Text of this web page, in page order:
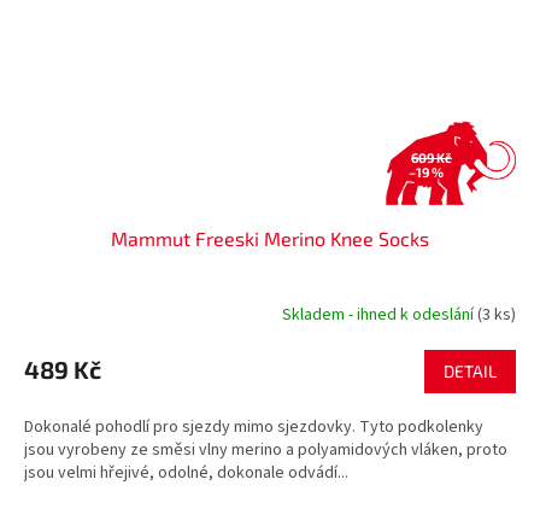
609 Kč
–19 %
Mammut Freeski Merino Knee Socks
Skladem - ihned k odeslání(3 ks)
489 Kč DETAIL
Dokonalé pohodlí pro sjezdy mimo sjezdovky. Tyto podkolenky
jsou vyrobeny ze směsi vlny merino a polyamidových vláken, proto
jsou velmi hřejivé, odolné, dokonale odvádí...